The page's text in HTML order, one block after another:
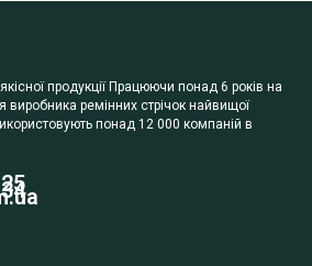
продукції Працюючи понад 6 років на
ремінних стрічок найвищої
понад 12 000 компаній в